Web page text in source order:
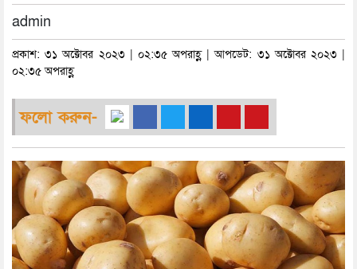
admin
প্রকাশ: ৩১ অক্টোবর ২০২৩ | ০২:৩৫ অপরাহ্ণ | আপডেট: ৩১ অক্টোবর ২০২৩ |
০২:৩৫ অপরাহ্ণ
ফলো করুন-